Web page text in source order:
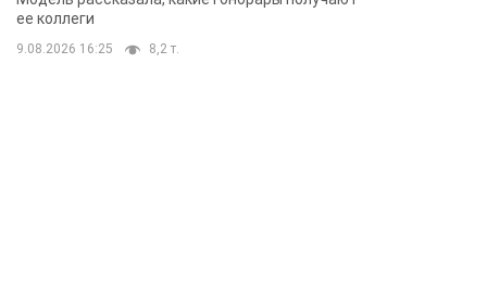
ее коллеги
9.08.2026 16:25 8,2 т.